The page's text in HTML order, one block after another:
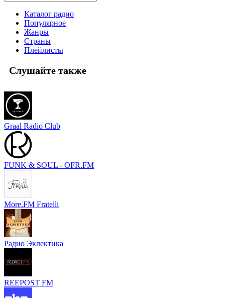
Каталог радио
Популярное
Жанры
Страны
Плейлисты
Слушайте также
Graal Radio Club
FUNK & SOUL - OFR.FM
More.FM Fratelli
Радио Эклектика
REEPOST FM